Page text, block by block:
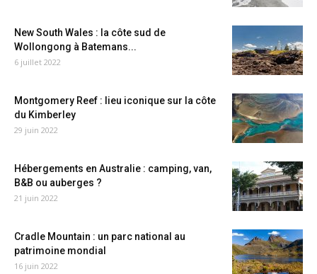
New South Wales : la côte sud de
Wollongong à Batemans...
6 juillet 2022
Montgomery Reef : lieu iconique sur la côte
du Kimberley
29 juin 2022
Hébergements en Australie : camping, van,
B&B ou auberges ?
21 juin 2022
Cradle Mountain : un parc national au
patrimoine mondial
16 juin 2022